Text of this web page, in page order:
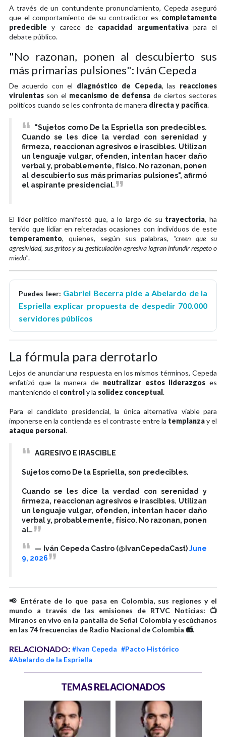
A través de un contundente pronunciamiento, Cepeda aseguró
que el comportamiento de su contradictor es completamente
predecible y carece de capacidad argumentativa para el
debate público.
"No razonan, ponen al descubierto sus
más primarias pulsiones": Iván Cepeda
De acuerdo con el diagnóstico de Cepeda, las reacciones
virulentas son el mecanismo de defensa de ciertos sectores
políticos cuando se les confronta de manera directa y pacífica.
"Sujetos como De la Espriella son predecibles.
Cuando se les dice la verdad con serenidad y
firmeza, reaccionan agresivos e irascibles. Utilizan
un lenguaje vulgar, ofenden, intentan hacer daño
verbal y, probablemente, físico. No razonan, ponen
al descubierto sus más primarias pulsiones", afirmó
el aspirante presidencial.
El líder político manifestó que, a lo largo de su trayectoria, ha
tenido que lidiar en reiteradas ocasiones con individuos de este
temperamento, quienes, según sus palabras, "creen que su
agresividad, susgritos y su gesticulación agresiva logran infundir respeto o
miedo".
Puedes leer: Gabriel Becerra pide a Abelardo de la
Espriella explicar propuesta de despedir 700.000
servidores públicos
La fórmula para derrotarlo
Lejos de anunciar una respuesta en los mismos términos, Cepeda
enfatizó que la manera de neutralizar estos liderazgos es
manteniendo el controly la solidez conceptual.
Para el candidato presidencial, la única alternativa viable para
imponerse en la contienda es el contraste entre la templanzay el
ataque personal.
AGRESIVO E IRASCIBLE
Sujetos como De la Espriella, son predecibles.
Cuando se les dice la verdad con serenidad y
firmeza, reaccionan agresivos e irascibles. Utilizan
un lenguaje vulgar, ofenden, intentan hacer daño
verbal y, probablemente, físico. No razonan, ponen
al…
— Iván Cepeda Castro (@IvanCepedaCast)June
9, 2026
📢 Entérate de lo que pasa en Colombia, sus regiones y el
mundo a través de las emisiones de RTVC Noticias: 📺
Míranos en vivo en la pantalla de Señal Colombia y escúchanos
en las 74 frecuencias de Radio Nacional de Colombia 📻.
RELACIONADO: #Ivan Cepeda #Pacto Histórico
#Abelardo de la Espriella
TEMAS RELACIONADOS